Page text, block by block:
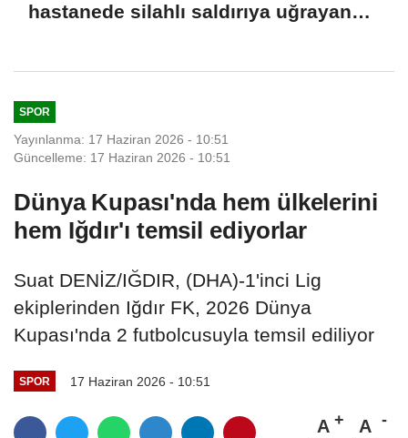
hastanede silahlı saldırıya uğrayan
SPOR
Yayınlanma: 17 Haziran 2026 - 10:51
Güncelleme: 17 Haziran 2026 - 10:51
Dünya Kupası'nda hem ülkelerini
hem Iğdır'ı temsil ediyorlar
Suat DENİZ/IĞDIR, (DHA)-1'inci Lig
ekiplerinden Iğdır FK, 2026 Dünya
Kupası'nda 2 futbolcusuyla temsil ediliyor
SPOR 17 Haziran 2026 - 10:51
A A